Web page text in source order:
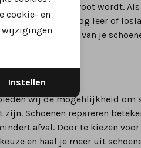
de schade te groot wordt.
nodig. Ook droog leer of
de levensduur van je
wij de mogehlijkheid om
Schoenen repareren
afval. Door te kiezen
en haal je meer uit
cookie- en
wijzigingen
Instellen